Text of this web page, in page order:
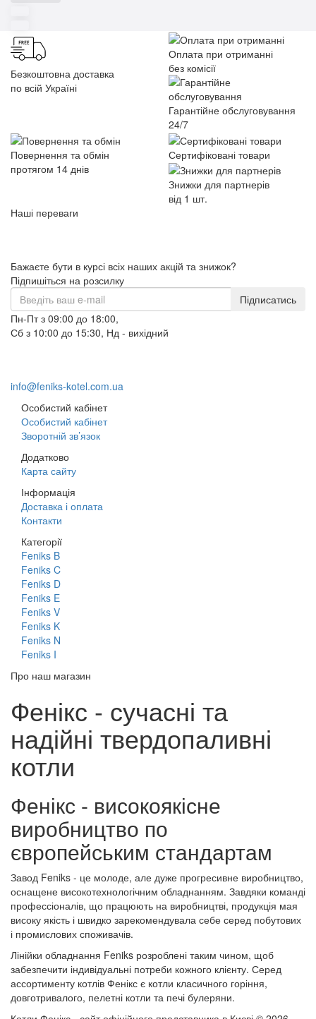
Безкоштовна доставка
по всій Україні
Оплата при отриманні
без комісії
Гарантійне обслуговування
24/7
Повернення та обмін
протягом 14 днів
Сертифіковані товари
Знижки для партнерів
від 1 шт.
Наші переваги
Бажаєте бути в курсі всіх наших акцій та знижок?
Підпишіться на розсилку
Підписатись
Пн-Пт з 09:00 до 18:00,
Сб з 10:00 до 15:30, Нд - вихідний
info@feniks-kotel.com.ua
Особистий кабінет
Особистий кабінет
Зворотній зв’язок
Додатково
Карта сайту
Інформація
Доставка і оплата
Контакти
Категорії
Feniks B
Feniks C
Feniks D
Feniks E
Feniks V
Feniks K
Feniks N
Feniks I
Про наш магазин
Фенікс - сучасні та
надійні твердопаливні
котли
Фенікс - високоякісне
виробництво по
європейським стандартам
Завод Feniks - це молоде, але дуже прогресивне виробництво,
оснащене високотехнологічним обладнанням. Завдяки команді
профессіоналів, що працюють на виробництві, продукція мая
високу якість і швидко зарекомендувала себе серед побутових
і промислових споживачів.
Лінійки обладнання Feniks розроблені таким чином, щоб
забезпечити індивідуальні потреби кожного клієнту. Серед
ассортименту котлів Фенікс є котли класичного горіння,
довготривалого, пелетні котли та печі булеряни.